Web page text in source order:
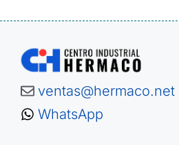
ventas@hermaco.net
WhatsApp